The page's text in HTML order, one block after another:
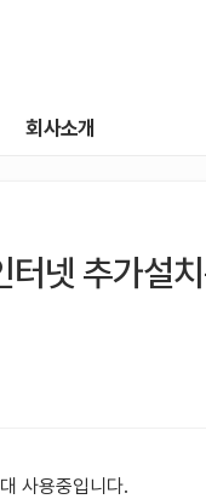
회사소개
넷 추가설치
사용중입니다.